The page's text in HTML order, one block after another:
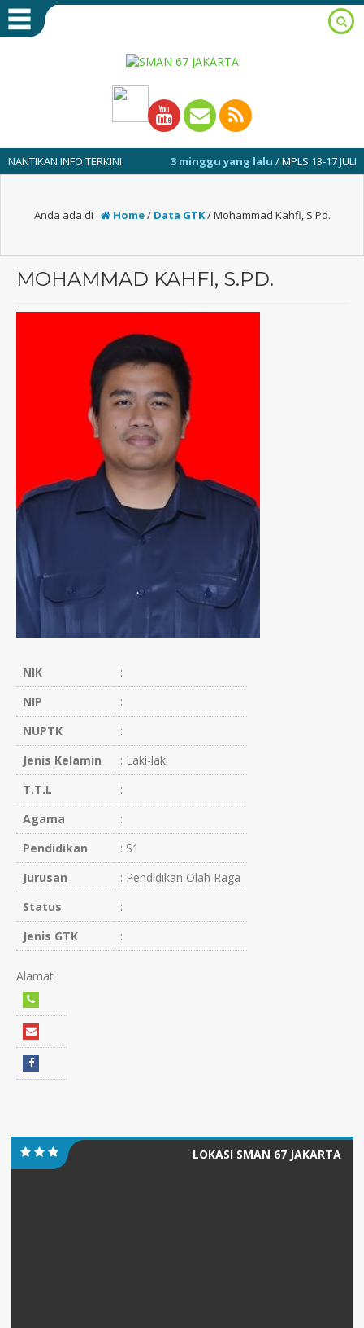
INFO TERKINI 3 minggu yang lalu/ MPLS 13-17 JULI 2026
Anda ada di : Home/ Data GTK/Mohammad Kahfi, S.Pd.
MOHAMMAD KAHFI, S.PD.
NIK
:
NIP
:
NUPTK
:
Jenis Kelamin
: Laki-laki
T.T.L
:
Agama
:
Pendidikan
: S1
Jurusan
: Pendidikan Olah Raga
Status
:
Jenis GTK
:
Alamat :
LOKASI SMAN 67 JAKARTA